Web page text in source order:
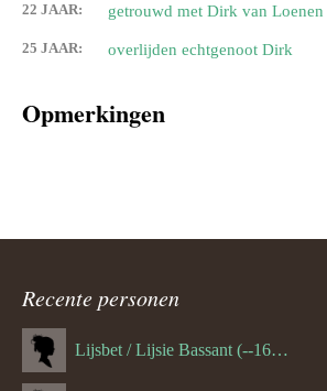
22 JAAR: getrouwd met Dirk van Loenen
25 JAAR: overlijden echtgenoot Dirk
Opmerkingen
Recente personen
Lijsbet / Lijsie Bassant (--1687)